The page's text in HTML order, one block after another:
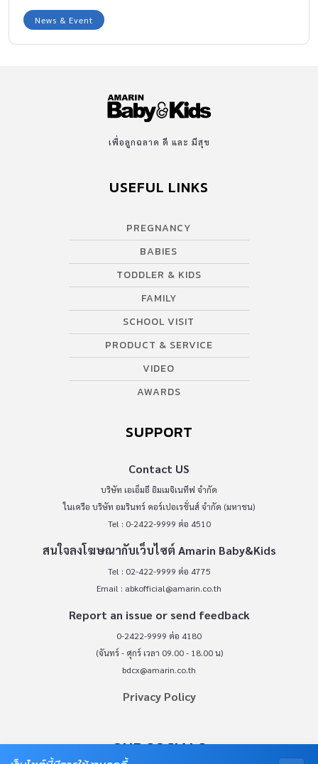
News & Event
เพื่อลูกฉลาด ดี และ มีสุข
USEFUL LINKS
PREGNANCY
BABIES
TODDLER & KIDS
FAMILY
SCHOOL VISIT
PRODUCT & SERVICE
VIDEO
AWARDS
SUPPORT
Contact US
บริษัท เอเอ็มอี อิมเมจิเนทีฟ จำกัด
ในเครือ บริษัท อมรินทร์ คอร์เปอเรชั่นส์ จำกัด (มหาชน)
Tel : 0-2422-9999 ต่อ 4510
สนใจลงโฆษณากับเว็บไซต์ Amarin Baby&Kids
Tel : 02-422-9999 ต่อ 4775
Email : abkofficial@amarin.co.th
Report an issue or send feedback
0-2422-9999 ต่อ 4180
(จันทร์ - ศุกร์ เวลา 09.00 - 18.00 น)
bdcx@amarin.co.th
Privacy Policy
OUR SOCIALS